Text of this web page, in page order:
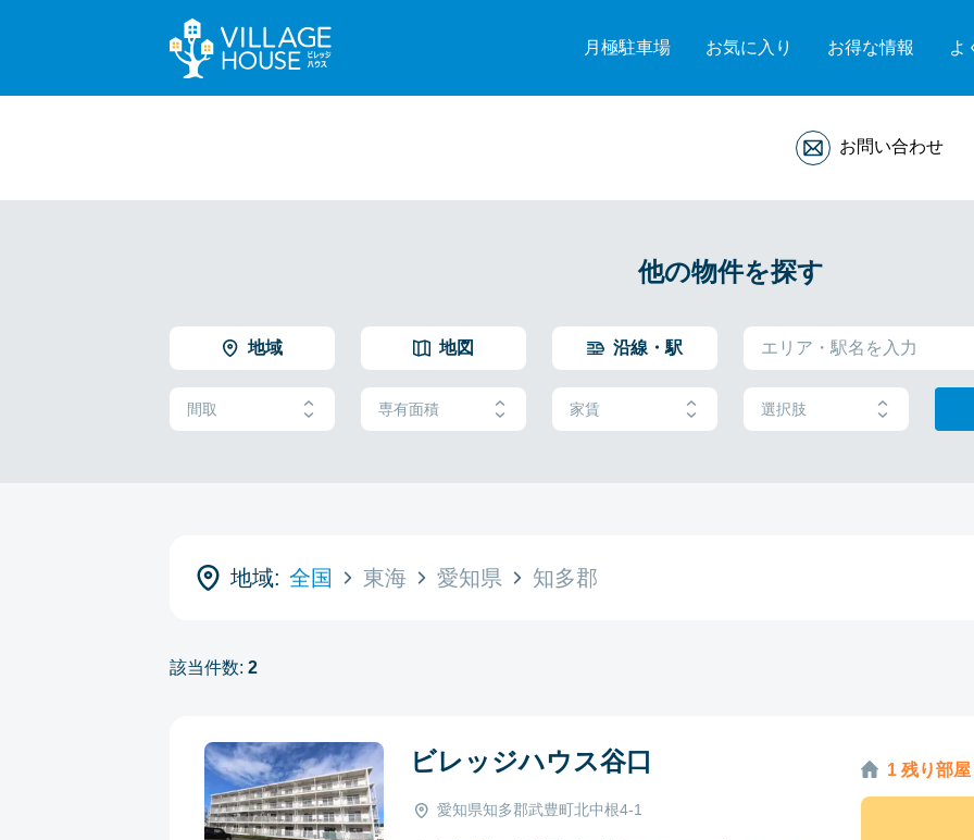
月極駐車場 お気に入り お得な情報 よ
お問い合わせ
他の物件を探す
地域 地図 沿線・駅
間取 専有面積 家賃 選択肢
地域: 全国 東海 愛知県 知多郡
該当件数: 2
ビレッジハウス谷口
愛知県知多郡武豊町北中根4-1
1 残り部屋